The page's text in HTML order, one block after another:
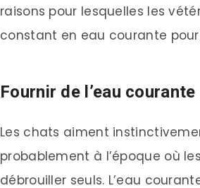
raisons pour lesquelles les
constant en eau courante
Fournir de l’eau
Les chats aiment
probablement à l’époque où
débrouiller seuls. L’eau